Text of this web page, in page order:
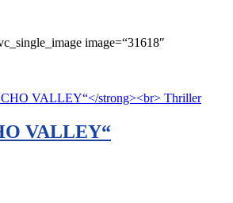
image=“31618″
VALLEY“